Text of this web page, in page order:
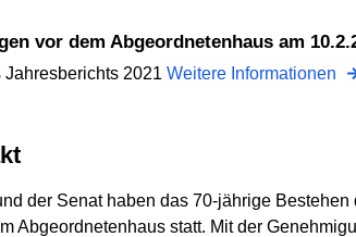
vor dem Abgeordnetenhaus am
Jahresberichts 2021 Weitere Informationen
der Senat haben das 70-jährige
Abgeordnetenhaus statt. Mit der